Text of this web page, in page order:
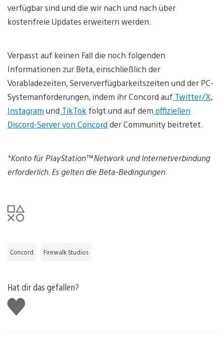
verfügbar sind und die wir nach und nach über
kostenfreie Updates erweitern werden.
Verpasst auf keinen Fall die noch folgenden
Informationen zur Beta, einschließlich der
Vorabladezeiten, Serververfügbarkeitszeiten und der PC-
Systemanforderungen, indem ihr Concord auf Twitter/X,
Instagram und TikTok folgt und auf dem offiziellen
Discord-Server von Concord der Community beitretet.
*Konto für PlayStation™Network und Internetverbindung
erforderlich. Es gelten die Beta-Bedingungen.
Concord Firewalk Studios
Hat dir das gefallen?
Gefällt
mir